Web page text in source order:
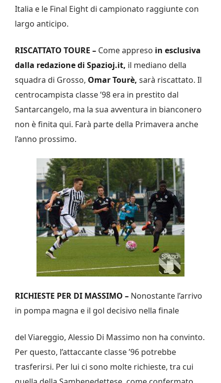
Italia e le Final Eight di campionato raggiunte con
largo anticipo.
RISCATTATO TOURE – Come appreso in esclusiva
dalla redazione di Spazioj.it, il mediano della
squadra di Grosso, Omar Tourè, sarà riscattato. Il
centrocampista classe ’98 era in prestito dal
Santarcangelo, ma la sua avventura in bianconero
non è finita qui. Farà parte della Primavera anche
l’anno prossimo.
RICHIESTE PER DI MASSIMO – Nonostante l’arrivo
in pompa magna e il gol decisivo nella finale
del Viareggio, Alessio Di Massimo non ha convinto.
Per questo, l’attaccante classe ’96 potrebbe
trasferirsi. Per lui ci sono molte richieste, tra cui